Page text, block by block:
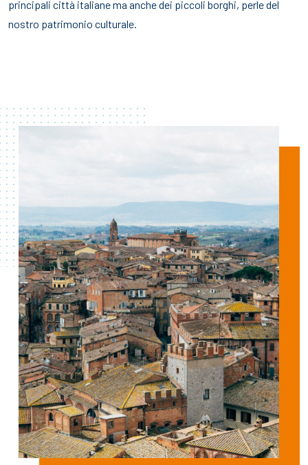
principali città italiane ma anche dei piccoli borghi, perle del
nostro patrimonio culturale.